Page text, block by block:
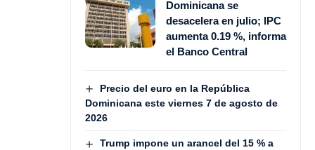
Dominicana se
desacelera en julio; IPC
aumenta 0.19 %, informa
el Banco Central
Precio del euro en la República
Dominicana este viernes 7 de agosto de
2026
Trump impone un arancel del 15 % a